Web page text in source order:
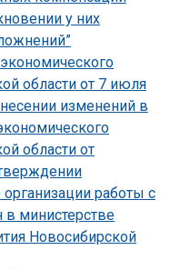
у них
области от 7 июля
изменений в
области от
работы с
министерстве
Новосибирской